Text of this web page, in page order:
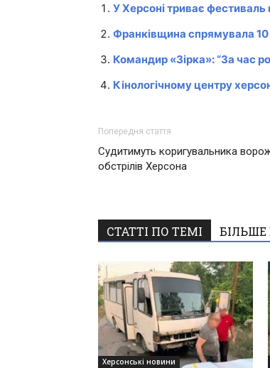
У Херсоні триває
Франківщина спрямувала 10
Командир «Зірка»: “За час
Кінологічному центру
Попередня стаття
Судитимуть коригувальника
обстрілів Херсона
СТАТТІ ПО ТЕМІ БІЛЬШЕ
Херсонські новини